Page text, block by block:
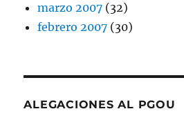
marzo 2007 (32)
febrero 2007 (30)
ALEGACIONES AL PGOU